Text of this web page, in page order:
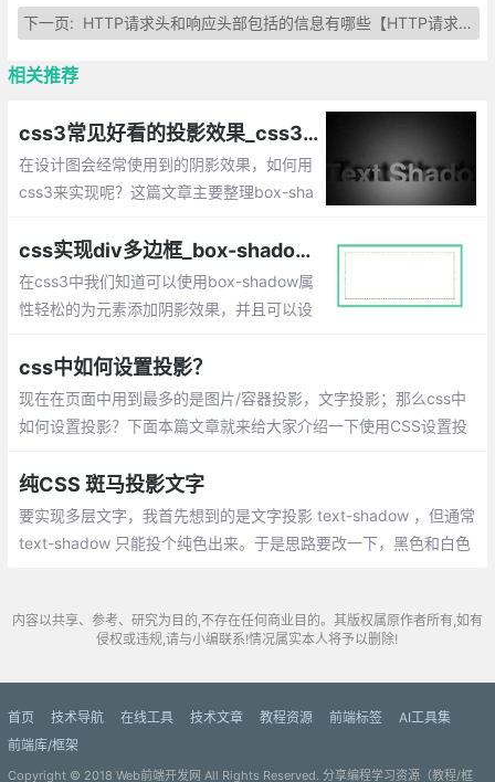
下一页: HTTP请求头和响应头部包括的信息有哪些【HTTP请求头各字段解释】
相关推荐
css3常见好看的投影效果_css3阴影box-shadow高大上用法
在设计图会经常使用到的阴影效果，如何用
css3来实现呢？这篇文章主要整理box-sha
css实现div多边框_box-shadow模拟多边框、outline描边实现
在css3中我们知道可以使用box-shadow属
性轻松的为元素添加阴影效果，并且可以设
移量设置为0，将模糊值blur也设置为0，此
时增加扩张半径，就会使元素的投影变为实
线边框。
css中如何设置投影？
现在在页面中用到最多的是图片/容器投影，文字投影；那么css中
如何设置投影？下面本篇文章就来给大家介绍一下使用CSS设置投
纯CSS 斑马投影文字
要实现多层文字，我首先想到的是文字投影 text-shadow ，但通常
text-shadow 只能投个纯色出来。于是思路要改一下，黑色和白色
内容以共享、参考、研究为目的,不存在任何商业目的。其版权属原作者所有,如有
侵权或违规,请与小编联系!情况属实本人将予以删除!
首页 技术导航 在线工具 技术文章 教程资源 前端标签
AI工具集
前端库/框架